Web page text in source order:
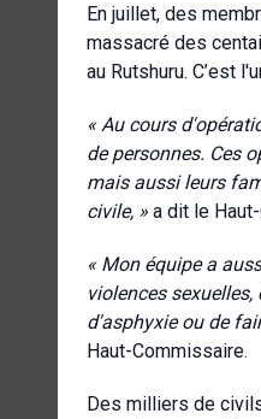
En juillet, des
massacré des
au Rutshuru. C’est
« Au cours
de personnes. Ces
mais aussi leurs
civile, » a dit le
« Mon équipe a
violences
d'asphyxie ou de
Haut-Commissaire.
Des milliers de